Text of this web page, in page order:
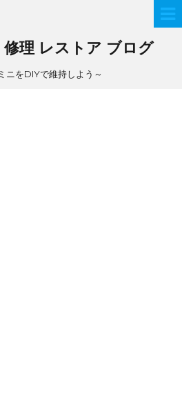
修理 レストア ブログ
ニをDIYで維持しよう～